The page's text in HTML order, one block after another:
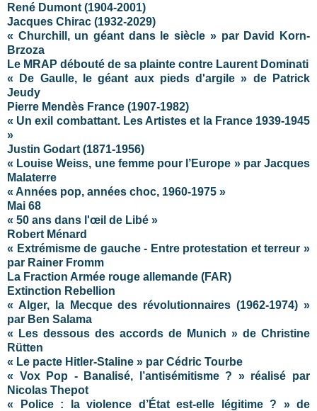
René Dumont (1904-2001)
Jacques Chirac (1932-2029)
« Churchill, un géant dans le siècle » par David Korn-
Brzoza
Le MRAP débouté de sa plainte contre Laurent Dominati
« De Gaulle, le géant aux pieds d'argile » de Patrick
Jeudy
Pierre Mendès France (1907-1982)
« Un exil combattant. Les Artistes et la France 1939-1945
»
Justin Godart (1871-1956)
« Louise Weiss, une femme pour l’Europe » par Jacques
Malaterre
« Années pop, années choc, 1960-1975 »
Mai 68
« 50 ans dans l'œil de Libé »
Robert Ménard
« Extrémisme de gauche - Entre protestation et terreur »
par Rainer Fromm
La Fraction Armée rouge allemande (FAR)
Extinction Rebellion
« Alger, la Mecque des révolutionnaires (1962-1974) »
par Ben Salama
« Les dessous des accords de Munich » de Christine
Rütten
« Le pacte Hitler-Staline » par Cédric Tourbe
« Vox Pop - Banalisé, l’antisémitisme ? » réalisé par
Nicolas Thepot
« Police : la violence d’État est-elle légitime ? » de